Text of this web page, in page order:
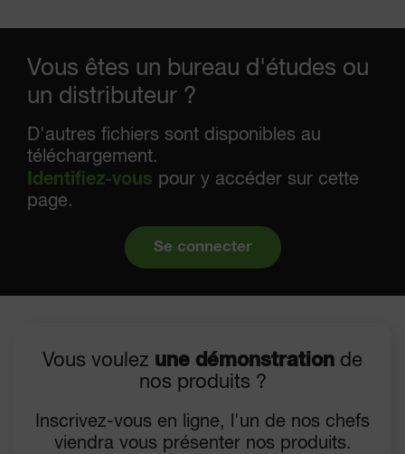
Vous êtes un bureau d'études ou
un distributeur ?
D'autres fichiers sont disponibles au
téléchargement.
Identifiez-vous pour y accéder sur cette
page.
Se connecter
Vous voulez une démonstration de
nos produits ?
Inscrivez-vous en ligne, l'un de nos chefs
viendra vous présenter nos produits.